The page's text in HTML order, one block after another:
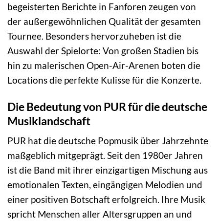
begeisterten Berichte in Fanforen zeugen von
der außergewöhnlichen Qualität der gesamten
Tournee. Besonders hervorzuheben ist die
Auswahl der Spielorte: Von großen Stadien bis
hin zu malerischen Open-Air-Arenen boten die
Locations die perfekte Kulisse für die Konzerte.
Die Bedeutung von PUR für die deutsche
Musiklandschaft
PUR hat die deutsche Popmusik über Jahrzehnte
maßgeblich mitgeprägt. Seit den 1980er Jahren
ist die Band mit ihrer einzigartigen Mischung aus
emotionalen Texten, eingängigen Melodien und
einer positiven Botschaft erfolgreich. Ihre Musik
spricht Menschen aller Altersgruppen an und